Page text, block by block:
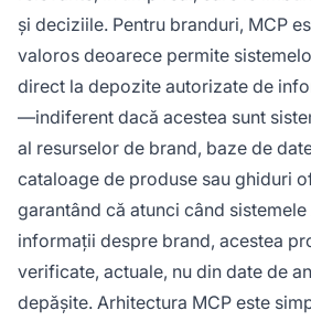
și deciziile. Pentru branduri, MCP
valoros deoarece permite
direct la depozite autorizate de
—indiferent dacă acestea sunt
al resurselor de brand, baze de
cataloage de produse sau ghiduri
garantând că atunci când
informații despre brand, acestea
verificate, actuale, nu din date de
depășite. Arhitectura MCP este